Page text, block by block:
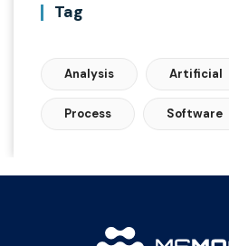
Tag
Analysis Artificial
Process Software